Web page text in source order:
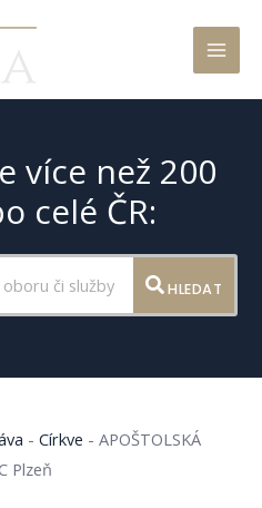
více než 200
celé ČR:
HLEDAT
-Církve -APOŠTOLSKÁ
Plzeň